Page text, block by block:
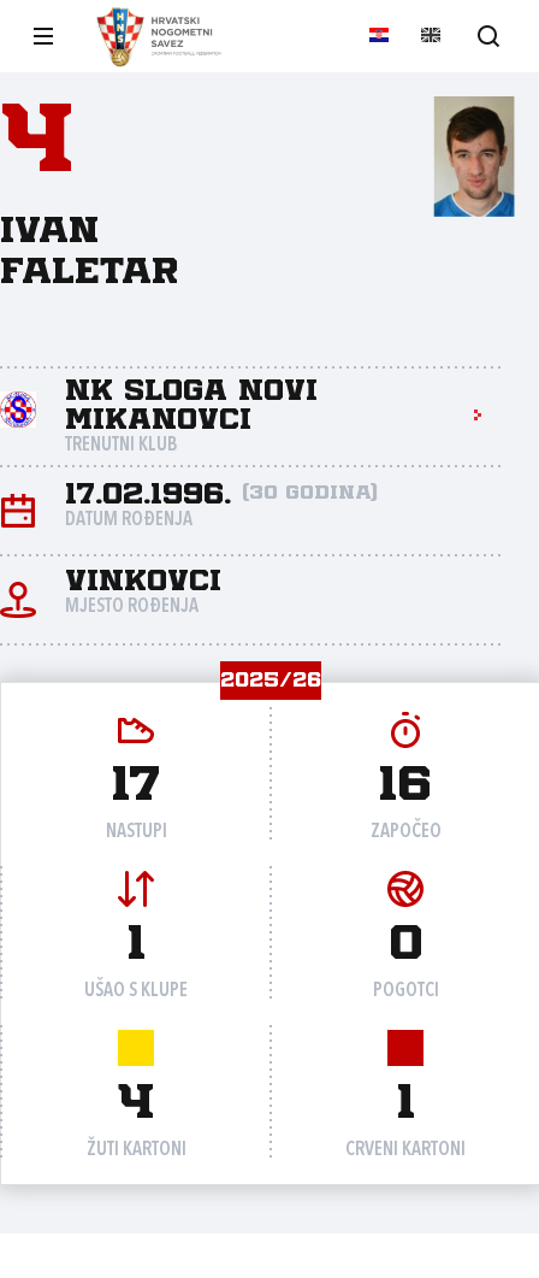
4
Ivan
Faletar
NK Sloga Novi
Mikanovci
TRENUTNI KLUB
17.02.1996. (30 godina)
DATUM ROĐENJA
Vinkovci
MJESTO ROĐENJA
2025/26
17
NASTUPI
16
ZAPOČEO
1
UŠAO S KLUPE
0
POGOTCI
4
ŽUTI KARTONI
1
CRVENI KARTONI